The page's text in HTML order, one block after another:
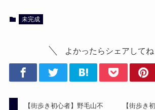
未完成
よかったらシェアしてね
【街歩き初心者】野毛山不
【街歩き